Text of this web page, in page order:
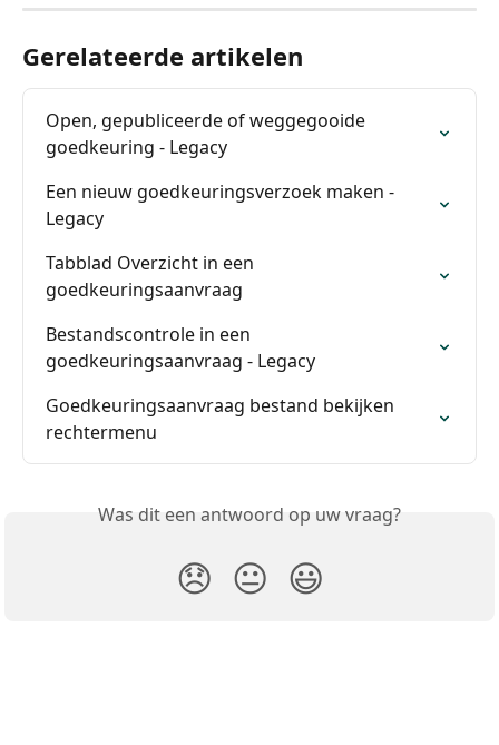
Gerelateerde artikelen
Open, gepubliceerde of weggegooide
goedkeuring - Legacy
Een nieuw goedkeuringsverzoek maken -
Legacy
Tabblad Overzicht in een
goedkeuringsaanvraag
Bestandscontrole in een
goedkeuringsaanvraag - Legacy
Goedkeuringsaanvraag bestand bekijken
rechtermenu
Was dit een antwoord op uw vraag?
😞 😐 😃